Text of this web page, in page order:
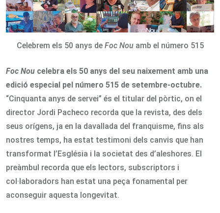
Celebrem els 50 anys de Foc Nouamb el número 515
Foc Nou celebra els 50 anys del seu naixement amb una
edició especial pel número 515 de setembre-octubre.
“Cinquanta anys de servei” és el titular del pòrtic, on el
director Jordi Pacheco recorda que la revista, des dels
seus orígens, ja en la davallada del franquisme, fins als
nostres temps, ha estat testimoni dels canvis que han
transformat l’Església i la societat des d’aleshores. El
preàmbul recorda que els lectors, subscriptors i
col·laboradors han estat una peça fonamental per
aconseguir aquesta longevitat.